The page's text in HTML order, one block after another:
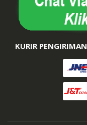
KURIR PENGIRIMAN